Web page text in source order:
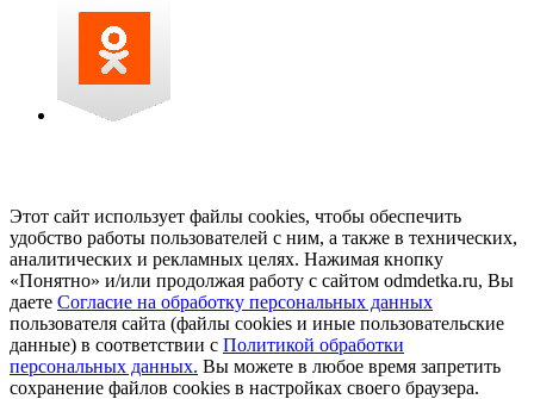
Этот сайт использует файлы cookies, чтобы обеспечить
удобство работы пользователей с ним, а также в технических,
аналитических и рекламных целях. Нажимая кнопку
«Понятно» и/или продолжая работу с сайтом odmdetka.ru, Вы
даете Согласие на обработку персональных данных
пользователя сайта (файлы cookies и иные пользовательские
данные) в соответствии с Политикой обработки
персональных данных. Вы можете в любое время запретить
сохранение файлов cookies в настройках своего браузера.